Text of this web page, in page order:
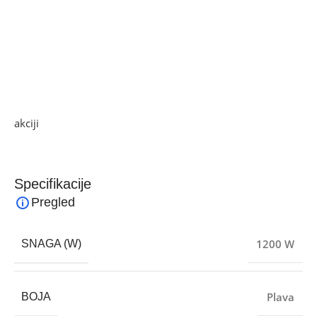
akciji
Specifikacije
Pregled
SNAGA (W) 1200 W
BOJA Plava